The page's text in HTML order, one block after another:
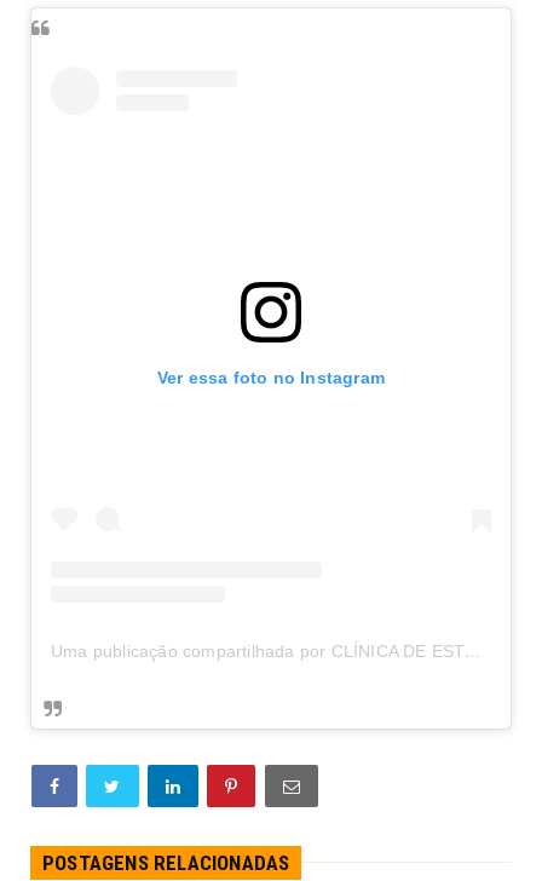
Ver essa foto no Instagram
Uma publicação compartilhada por CLÍNICA DE ESTÉTICA EM BRASÍLIA (@belaesteticaavancadaa)
POSTAGENS RELACIONADAS